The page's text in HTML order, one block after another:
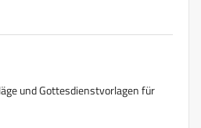
und Gottesdienstvorlagen für